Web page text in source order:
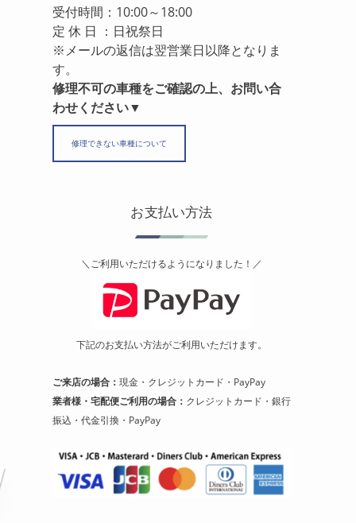
受付時間：10:00～18:00
定 休 日 ：日祝祭日
※メールの返信は翌営業日以降となりま
す。
修理不可の車種をご確認の上、お問い合
わせください▼
修理できない車種について
お支払い方法
＼ご利用いただけるようになりました！／
下記のお支払い方法がご利用いただけます。
ご来店の場合： 現金・クレジットカード・PayPay
業者様・宅配便ご利用の場合： クレジットカード・銀行
振込・代金引換・PayPay